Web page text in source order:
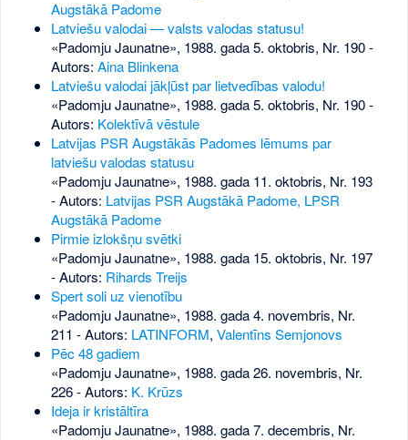
Augstākā Padome
Latviešu valodai — valsts valodas statusu!
«Padomju Jaunatne», 1988. gada 5. oktobris, Nr. 190-
Autors: Aina Blinkena
Latviešu valodai jākļūst par lietvedības valodu!
«Padomju Jaunatne», 1988. gada 5. oktobris, Nr. 190-
Autors: Kolektīvā vēstule
Latvijas PSR Augstākās Padomes lēmums par
latviešu valodas statusu
«Padomju Jaunatne», 1988. gada 11. oktobris, Nr. 193
- Autors: Latvijas PSR Augstākā Padome, LPSR
Augstākā Padome
Pirmie izlokšņu svētki
«Padomju Jaunatne», 1988. gada 15. oktobris, Nr. 197
- Autors: Rihards Treijs
Spert soli uz vienotību
«Padomju Jaunatne», 1988. gada 4. novembris, Nr.
211 - Autors: LATINFORM, Valentīns Semjonovs
Pēc 48 gadiem
«Padomju Jaunatne», 1988. gada 26. novembris, Nr.
226- Autors: K. Krūzs
Ideja ir kristāltīra
«Padomju Jaunatne», 1988. gada 7. decembris, Nr.